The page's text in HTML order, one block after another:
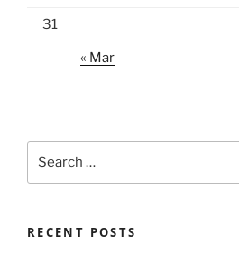
31
« Mar
RECENT POSTS